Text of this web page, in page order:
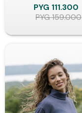
PYG 111.300
PYG159.000